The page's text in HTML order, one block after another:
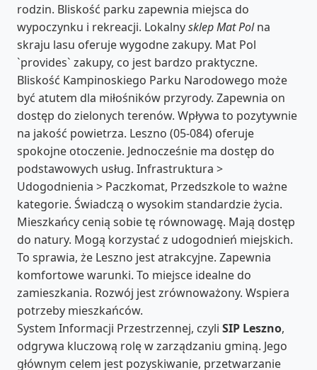
rodzin. Bliskość parku zapewnia miejsca do
wypoczynku i rekreacji. Lokalnysklep Mat Polna
skraju lasu oferuje wygodne zakupy. Mat Pol
`provides` zakupy, co jest bardzo praktyczne.
Bliskość Kampinoskiego Parku Narodowego może
być atutem dla miłośników przyrody. Zapewnia on
dostęp do zielonych terenów. Wpływa to pozytywnie
na jakość powietrza. Leszno (05-084) oferuje
spokojne otoczenie. Jednocześnie ma dostęp do
podstawowych usług. Infrastruktura >
Udogodnienia > Paczkomat, Przedszkole to ważne
kategorie. Świadczą o wysokim standardzie życia.
Mieszkańcy cenią sobie tę równowagę. Mają dostęp
do natury. Mogą korzystać z udogodnień miejskich.
To sprawia, że Leszno jest atrakcyjne. Zapewnia
komfortowe warunki. To miejsce idealne do
zamieszkania. Rozwój jest zrównoważony. Wspiera
potrzeby mieszkańców.
System Informacji Przestrzennej, czyli SIP Leszno,
odgrywa kluczową rolę w zarządzaniu gminą. Jego
głównym celem jest pozyskiwanie, przetwarzanie